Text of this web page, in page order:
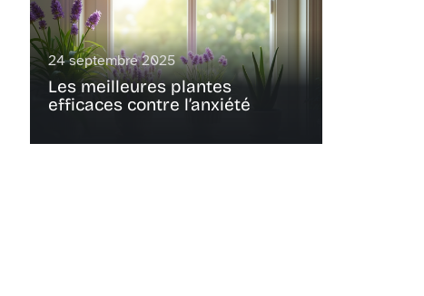
24 septembre 2025
Les meilleures plantes
efficaces contre l’anxiété